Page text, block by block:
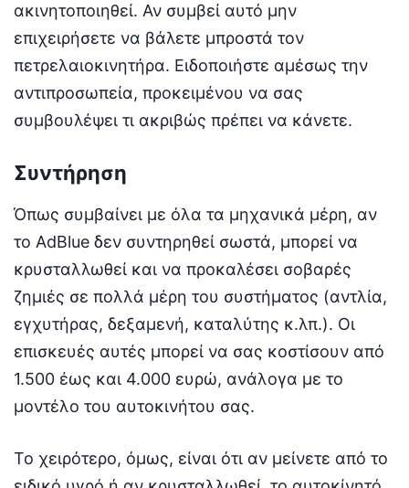
ακινητοποιηθεί. Αν συμβεί αυτό μην
επιχειρήσετε να βάλετε μπροστά τον
πετρελαιοκινητήρα. Ειδοποιήστε αμέσως την
αντιπροσωπεία, προκειμένου να σας
συμβουλέψει τι ακριβώς πρέπει να κάνετε.
Συντήρηση
Όπως συμβαίνει με όλα τα μηχανικά μέρη, αν
το AdBlue δεν συντηρηθεί σωστά, μπορεί να
κρυσταλλωθεί και να προκαλέσει σοβαρές
ζημιές σε πολλά μέρη του συστήματος (αντλία,
εγχυτήρας, δεξαμενή, καταλύτης κ.λπ.). Οι
επισκευές αυτές μπορεί να σας κοστίσουν από
1.500 έως και 4.000 ευρώ, ανάλογα με το
μοντέλο του αυτοκινήτου σας.
Το χειρότερο, όμως, είναι ότι αν μείνετε από το